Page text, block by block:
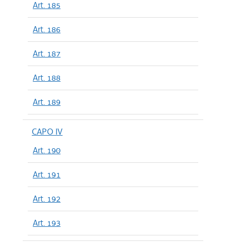
Art. 185
Art. 186
Art. 187
Art. 188
Art. 189
CAPO IV
Art. 190
Art. 191
Art. 192
Art. 193